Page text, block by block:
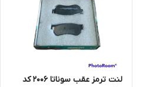
لنت ترمز عقب سوناتا 2006 کد